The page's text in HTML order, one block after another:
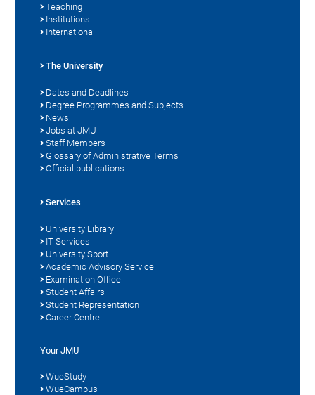
Teaching
Institutions
International
The University
Dates and Deadlines
Degree Programmes and Subjects
News
Jobs at JMU
Staff Members
Glossary of Administrative Terms
Official publications
Services
University Library
IT Services
University Sport
Academic Advisory Service
Examination Office
Student Affairs
Student Representation
Career Centre
Your JMU
WueStudy
WueCampus